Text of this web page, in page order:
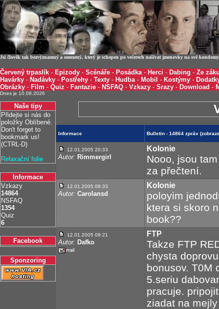
Jsi člověk tak bezvýznamný a omezený, který je schopen po večerech našívat jmenovky na své
Červený trpaslík - Epizody - Scénáře - Posádka- Herci - Dabing - Ze
Havárky - Nadávky - Postřehy - Texty - Hudba- Mobil - Kostýmy -
Obrázky - Film - Quiz - Fantazie - NSFAQ - Vzkazy - Srazy - Download -
Dnes je 10.08.2026
Naše tipy
Přidejte si nás do
položky Oblíbené.
Don't forget to
bookmark us!
(CTRL-D)
Relaxační folie
Informace
Vzkazy
14864
NSFAQ
1354
Quiz
6
Facebook
Sponzoring
Informace Bulletin - 14864 zpráv
12.01.2005 20:33
Autor: Rimmergirl
Kolonie
Nooo, jsou
za přečtení.
12.01.2005 09:33
Autor: Carolansd
Kolonie
poloyim
ktera si skoro
book??
12.01.2005 09:21
Autor: Dafko
FTP
Takze FTP
chysta
bonusov. T0M
5.seriu
pracuje.
ziadat na